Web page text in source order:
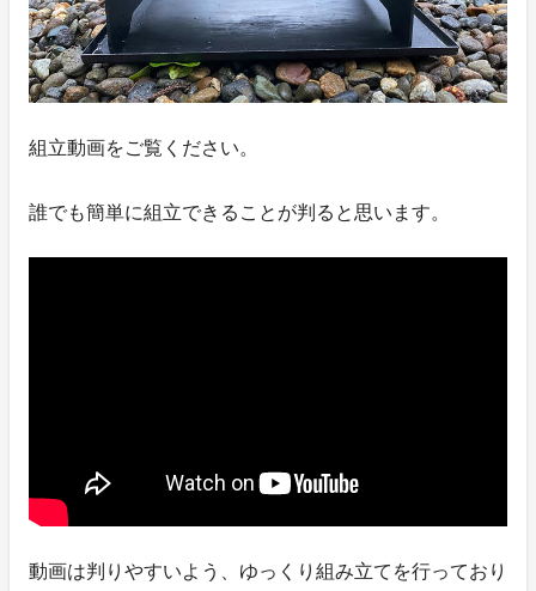
組立動画をご覧ください。
誰でも簡単に組立できることが判ると思います。
動画は判りやすいよう、ゆっくり組み立てを行っており